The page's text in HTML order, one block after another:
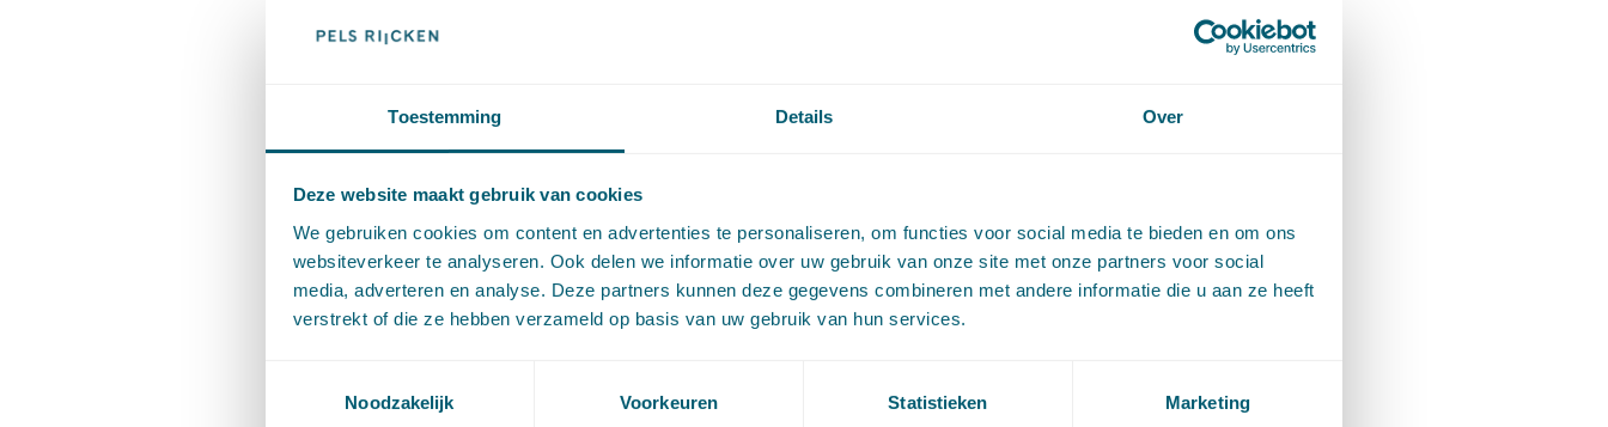
Toestemming Details Over
Deze website maakt gebruik van cookies
We gebruiken cookies om content en advertenties te personaliseren, om functies voor social media te bieden en om ons
websiteverkeer te analyseren. Ook delen we informatie over uw gebruik van onze site met onze partners voor social
media, adverteren en analyse. Deze partners kunnen deze gegevens combineren met andere informatie die u aan ze heeft
verstrekt of die ze hebben verzameld op basis van uw gebruik van hun services.
Noodzakelijk
Voorkeuren Statistieken Marketing
Vermogensrecht algemeen
Wetgeving
ARCHIEF